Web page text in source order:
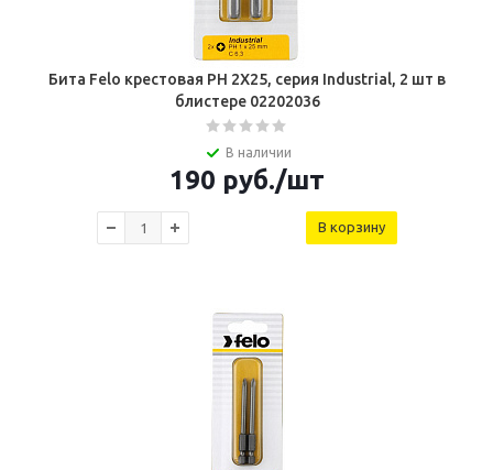
Бита Felo крестовая PH 2X25, серия Industrial, 2 шт в
блистере 02202036
В наличии
190 руб./шт
В корзину